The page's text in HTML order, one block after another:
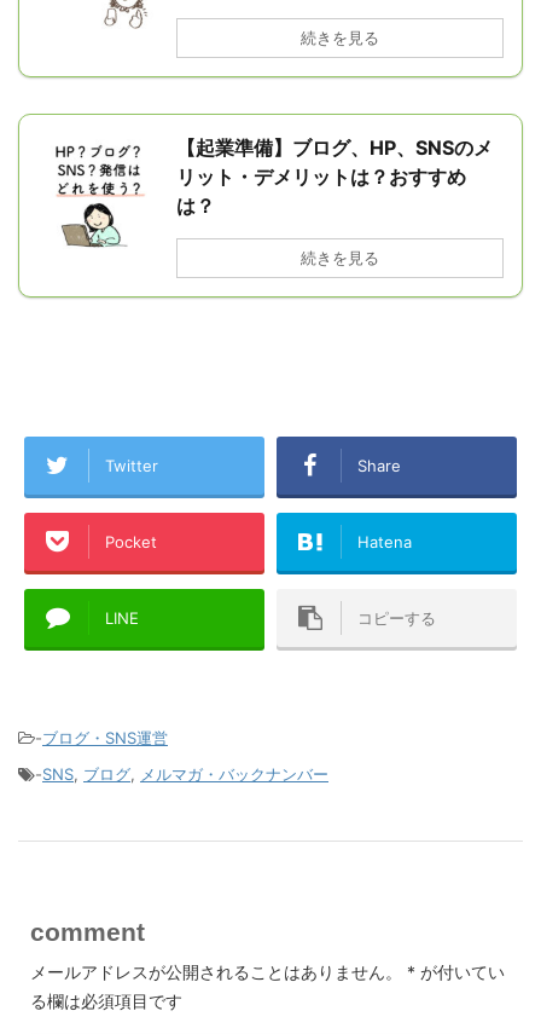
続きを見る
【起業準備】ブログ、HP、SNSのメ
リット・デメリットは？おすすめ
は？
続きを見る
Twitter Share
Pocket Hatena
LINE コピーする
-ブログ・SNS運営
-SNS, ブログ, メルマガ・バックナンバー
comment
メールアドレスが公開されることはありません。 * が付いてい
る欄は必須項目です